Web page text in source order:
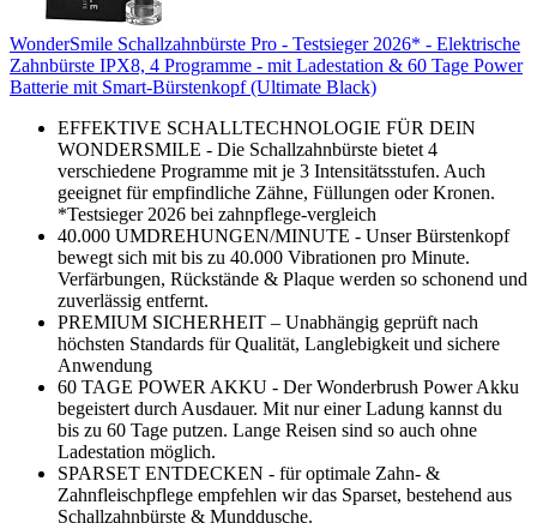
WonderSmile Schallzahnbürste Pro - Testsieger 2026* - Elektrische
Zahnbürste IPX8, 4 Programme - mit Ladestation & 60 Tage Power
Batterie mit Smart-Bürstenkopf (Ultimate Black)
EFFEKTIVE SCHALLTECHNOLOGIE FÜR DEIN
WONDERSMILE - Die Schallzahnbürste bietet 4
verschiedene Programme mit je 3 Intensitätsstufen. Auch
geeignet für empfindliche Zähne, Füllungen oder Kronen.
*Testsieger 2026 bei zahnpflege-vergleich
40.000 UMDREHUNGEN/MINUTE - Unser Bürstenkopf
bewegt sich mit bis zu 40.000 Vibrationen pro Minute.
Verfärbungen, Rückstände & Plaque werden so schonend und
zuverlässig entfernt.
PREMIUM SICHERHEIT – Unabhängig geprüft nach
höchsten Standards für Qualität, Langlebigkeit und sichere
Anwendung
60 TAGE POWER AKKU - Der Wonderbrush Power Akku
begeistert durch Ausdauer. Mit nur einer Ladung kannst du
bis zu 60 Tage putzen. Lange Reisen sind so auch ohne
Ladestation möglich.
SPARSET ENTDECKEN - für optimale Zahn- &
Zahnfleischpflege empfehlen wir das Sparset, bestehend aus
Schallzahnbürste & Munddusche.